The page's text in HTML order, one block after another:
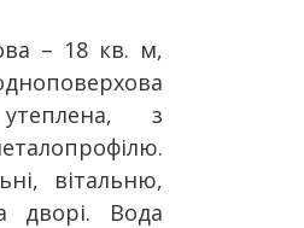
– 18 кв. м,
з
вітальню,
дворі. Вода